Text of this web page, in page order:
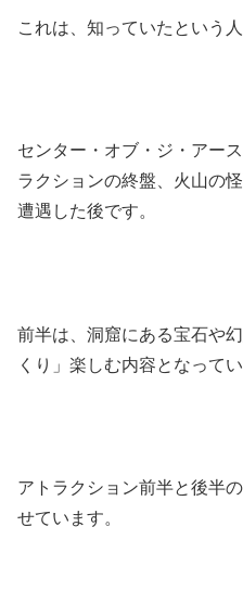
これは、知っていたという
センター・オブ・ジ・アー
ラクションの終盤、火山の怪
遭遇した後です。
前半は、洞窟にある宝石や
くり」楽しむ内容となってい
アトラクション前半と後半の
せています。